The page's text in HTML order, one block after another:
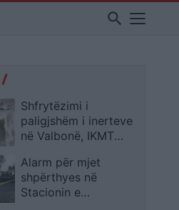
search
Shfrytëzimi i
paligjshëm i inerteve
në Valbonë, IKMT
milionë lekë
Alarm për mjet
shpërthyes në
Stacionin e